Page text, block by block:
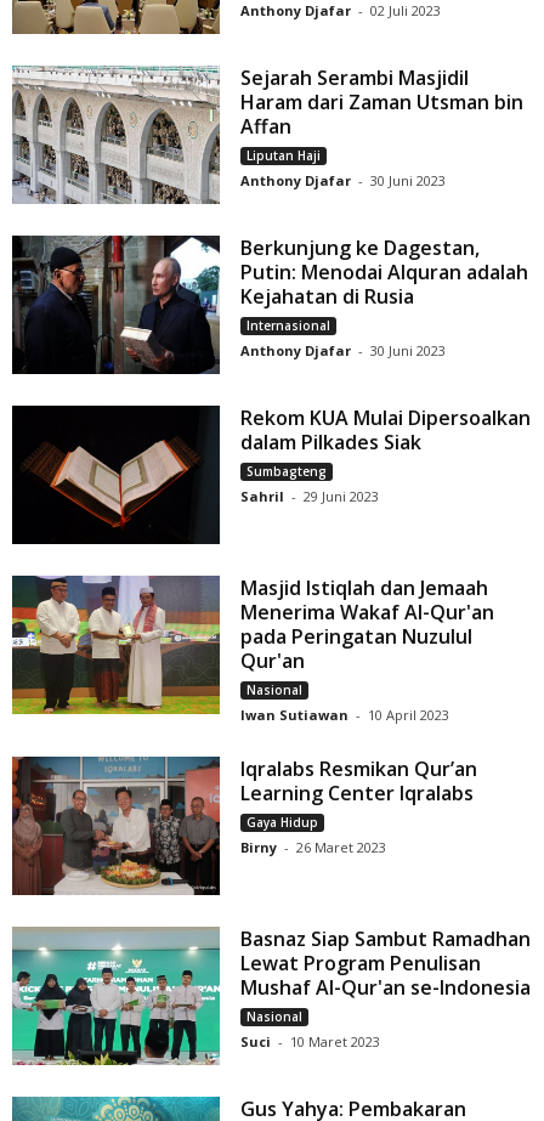
Anthony Djafar - 02 Juli 2023
Sejarah Serambi Masjidil
Haram dari Zaman Utsman bin
Affan
Liputan Haji
Anthony Djafar - 30 Juni 2023
Berkunjung ke Dagestan,
Putin: Menodai Alquran adalah
Kejahatan di Rusia
Internasional
Anthony Djafar - 30 Juni 2023
Rekom KUA Mulai Dipersoalkan
dalam Pilkades Siak
Sumbagteng
Sahril - 29 Juni 2023
Masjid Istiqlah dan Jemaah
Menerima Wakaf Al-Qur'an
pada Peringatan Nuzulul
Qur'an
Nasional
Iwan Sutiawan - 10 April 2023
Iqralabs Resmikan Qur’an
Learning Center Iqralabs
Gaya Hidup
Birny - 26 Maret 2023
Basnaz Siap Sambut Ramadhan
Lewat Program Penulisan
Mushaf Al-Qur'an se-Indonesia
Nasional
Suci - 10 Maret 2023
Gus Yahya: Pembakaran